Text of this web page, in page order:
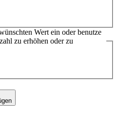
Wert ein oder benutze
zu erhöhen oder zu